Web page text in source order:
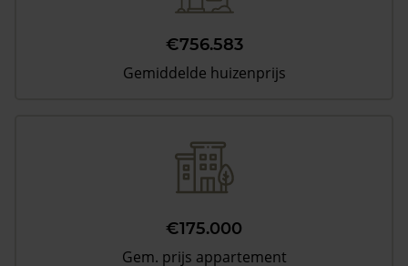
€756.583
Gemiddelde huizenprijs
€175.000
Gem. prijs appartement